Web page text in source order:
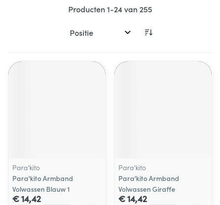
Producten1-24van 255
Sorteer op:
Para'kito
Para'kito Armband
Volwassen Blauw 1
€ 14,42
Para'kito
Para'kito Armband
Volwassen Giraffe
€ 14,42